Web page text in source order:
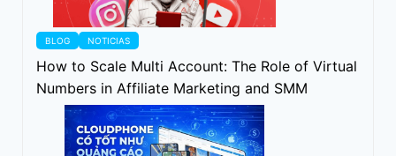
BLOG NOTICIAS
How to Scale Multi Account: The Role of Virtual
Numbers in Affiliate Marketing and SMM